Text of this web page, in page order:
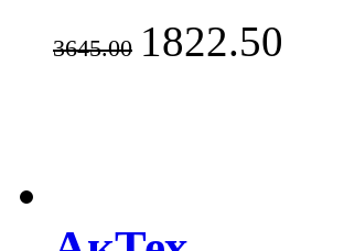
3645.00 1822.50